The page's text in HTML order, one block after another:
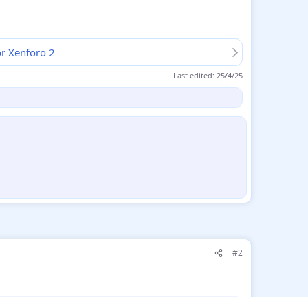
Xenforo 2
Last edited: 25/4/25
#2